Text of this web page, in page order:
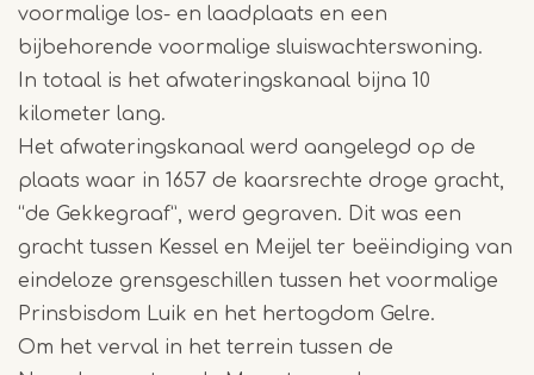
voormalige los- en laadplaats en een
bijbehorende voormalige sluiswachterswoning.
In totaal is het afwateringskanaal bijna 10
kilometer lang.
Het afwateringskanaal werd aangelegd op de
plaats waar in 1657 de kaarsrechte droge gracht,
“de Gekkegraaf”, werd gegraven. Dit was een
gracht tussen Kessel en Meijel ter beëindiging van
eindeloze grensgeschillen tussen het voormalige
Prinsbisdom Luik en het hertogdom Gelre.
Om het verval in het terrein tussen de